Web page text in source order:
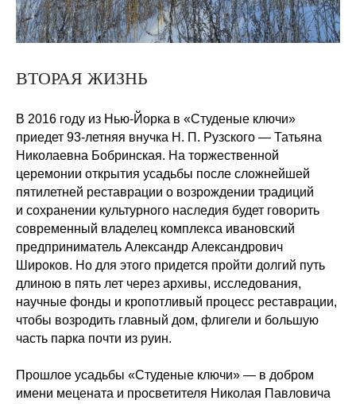
ВТОРАЯ ЖИЗНЬ
В 2016 году из Нью-Йорка в «Студеные ключи»
приедет 93-летняя внучка Н. П. Рузского — Татьяна
Николаевна Бобринская. На торжественной
церемонии открытия усадьбы после сложнейшей
пятилетней реставрации о возрождении традиций
и сохранении культурного наследия будет говорить
современный владелец комплекса ивановский
предприниматель Александр Александрович
Широков. Но для этого придется пройти долгий путь
длиною в пять лет через архивы, исследования,
научные фонды и кропотливый процесс реставрации,
чтобы возродить главный дом, флигели и большую
часть парка почти из руин.
Прошлое усадьбы «Студеные ключи» — в добром
имени мецената и просветителя Николая Павловича